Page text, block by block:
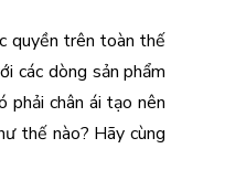
quyền trên toàn thế
các dòng sản phẩm
phải chân ái tạo nên
thế nào? Hãy cùng